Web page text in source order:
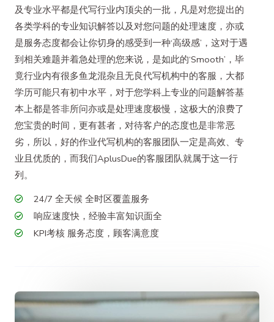
及专业水平都是代写行业内顶尖的一批，凡是对您提出的
各类学科的专业知识解答以及对您问题的处理速度，亦或
是服务态度都会让你切身的感受到一种‘高级感’，这对于遇
到相关难题并着急处理的您来说，是如此的‘Smooth’，毕
竟行业内有很多鱼龙混杂且无良代写机构中的客服，大都
学历可能只有初中水平，对于您学科上专业的问题解答基
本上都是答非所问亦或是处理速度极慢，这极大的浪费了
您宝贵的时间，更有甚者，对待客户的态度也是非常恶
劣，所以，好的作业代写机构的客服团队一定是高效、专
业且优质的，而我们AplusDue的客服团队就属于这一行
列。
24/7 全天候 全时区覆盖服务
响应速度快，经验丰富知识面全
KPI考核 服务态度，顾客满意度